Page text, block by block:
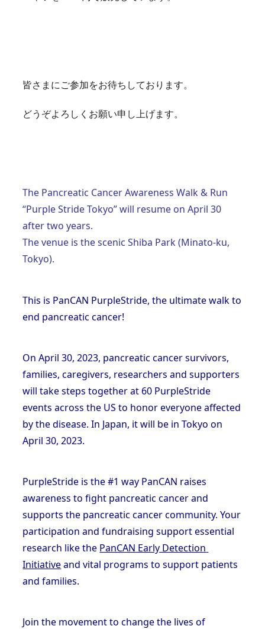
皆さまにご参加をお待ちしております。
どうぞよろしくお願い申し上げます。
The Pancreatic Cancer Awareness Walk & Run
“Purple Stride Tokyo” will resume on April 30
after two years.
The venue is the scenic Shiba Park (Minato-ku,
Tokyo).
This is PanCAN PurpleStride, the ultimate walk to
end pancreatic cancer!
On April 30, 2023, pancreatic cancer survivors,
families, caregivers, researchers and supporters
will take steps together at 60 PurpleStride
events across the US to honor everyone affected
by the disease. In Japan, it will be in Tokyo on
April 30, 2023.
PurpleStride is the #1 way PanCAN raises
awareness to fight pancreatic cancer and
supports the pancreatic cancer community. Your
participation and fundraising support essential
research like the PanCAN Early Detection
Initiative and vital programs to support patients
and families.
Join the movement to change the lives of